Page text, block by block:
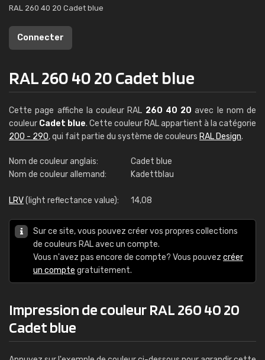
RAL 260 40 20 Cadet blue
Connecter
RAL 260 40 20 Cadet blue
Cette page affiche la couleur RAL 260 40 20 avec le nom de
couleur Cadet blue. Cette couleur RAL appartient à la catégorie
200 - 290, qui fait partie du système de couleurs RAL Design.
Nom de couleur anglais:
Cadet blue
Nom de couleur allemand:
Kadettblau
LRV(light reflectance value): 14,08
Sur ce site, vous pouvez créer vos propres collections
de couleurs RAL avec un compte.
Vous n'avez pas encore de compte? Vous pouvez créer
un compte gratuitement.
Impression de couleur RAL 260 40 20
Cadet blue